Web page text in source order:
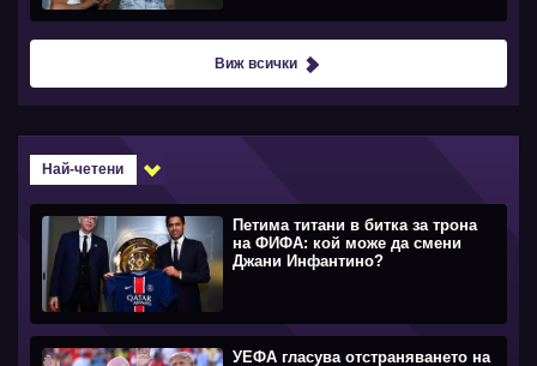
Виж всички
Най-четени
Петима титани в битка за трона
на ФИФА: кой може да смени
Джани Инфантино?
УЕФА гласува отстраняването на